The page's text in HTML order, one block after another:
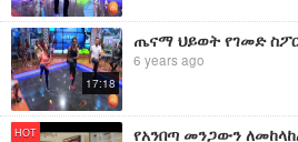
17:18
6 years ago
HOT